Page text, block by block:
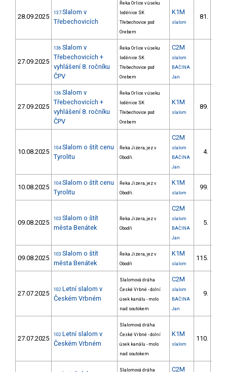
28.09.2025 137 Slalom v
Třebechovicích
Řeka Orlice v úseku
loděnice SK
Třebechovice pod
Orebem
K1M
slalom
81.
27.09.2025
136 Slalom v
Třebechovicích +
vyhlášení 8. ročníku
ČPV
Řeka Orlice v úseku
loděnice SK
Třebechovice pod
Orebem
C2M
slalom
BAČINA
Jan
27.09.2025
136 Slalom v
Třebechovicích +
vyhlášení 8. ročníku
ČPV
Řeka Orlice v úseku
loděnice SK
Třebechovice pod
Orebem
K1M
slalom
89.
10.08.2025 104 Slalom o štít cenu
Tyrolitu
Řeka Jizera, jez v
Obodři.
C2M
slalom
BAČINA
Jan
4.
10.08.2025 104 Slalom o štít cenu
Tyrolitu
Řeka Jizera, jez v
Obodři.
K1M
slalom
99.
09.08.2025 103 Slalom o štít
města Benátek
Řeka Jizera, jez v
Obodři
C2M
slalom
BAČINA
Jan
5.
09.08.2025 103 Slalom o štít
města Benátek
Řeka Jizera, jez v
Obodři
K1M
slalom
115.
27.07.2025 102 Letní slalom v
Českém Vrbném
Slalomová dráha
České Vrbné - dolní
úsek kanálu - molo
nad soutokem
C2M
slalom
BAČINA
Jan
9.
27.07.2025 102 Letní slalom v
Českém Vrbném
Slalomová dráha
České Vrbné - dolní
úsek kanálu - molo
nad soutokem
K1M
slalom
110.
Slalomová dráha C2M